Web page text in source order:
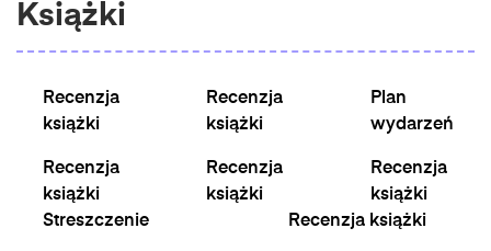
Książki
Recenzja
książki
Recenzja
książki
Recenzja
książki
Recenzja
książki
Plan
wydarzeń
Recenzja
książki
Streszczenie
Recenzja książki